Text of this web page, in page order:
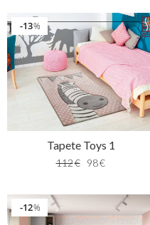
%
13
Tapete Toys 1
112€ 98€
%
12